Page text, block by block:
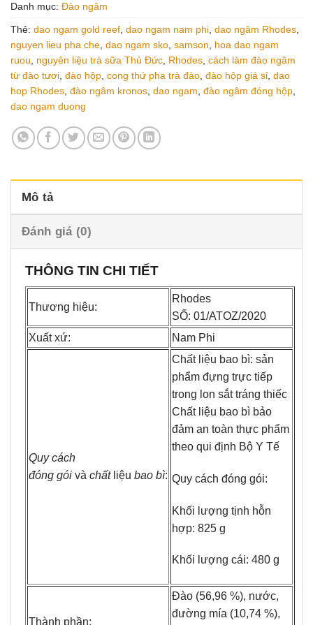
Danh mục: Đào ngâm
Thẻ: dao ngam gold reef, dao ngam nam phi, dao ngâm Rhodes,
nguyen lieu pha che, dao ngam sko, samson, hoa dao ngam
ruou, nguyên liệu trà sữa Thủ Đức, Rhodes, cách làm đào ngâm
từ đào tươi, đào hộp, cong thứ pha trà đào, đào hộp giá sỉ, dao
hop Rhodes, đào ngâm kronos, dao ngam, đào ngâm đóng hộp,
dao ngam duong
Mô tả
Đánh giá (0)
THÔNG TIN CHI TIẾT
Thương hiệu:
Rhodes
SỐ: 01/ATOZ/2020
Xuất xứ:
Nam Phi
Quycách
đóng gói và chất liệu bao bì:
Chất liệu bao bì: sản
phẩm đựng trực tiếp
trong lon sắt tráng thiếc
Chất liệu bao bì bảo
đảm an toàn thực phẩm
theo qui định Bộ Y Tế
Quy cách đóng gói:
Khối lượng tịnh hỗn
hợp: 825 g
Khối lượng cái: 480 g
Thành phần:
Đào (56,96 %), nước,
đường mía (10,74 %),